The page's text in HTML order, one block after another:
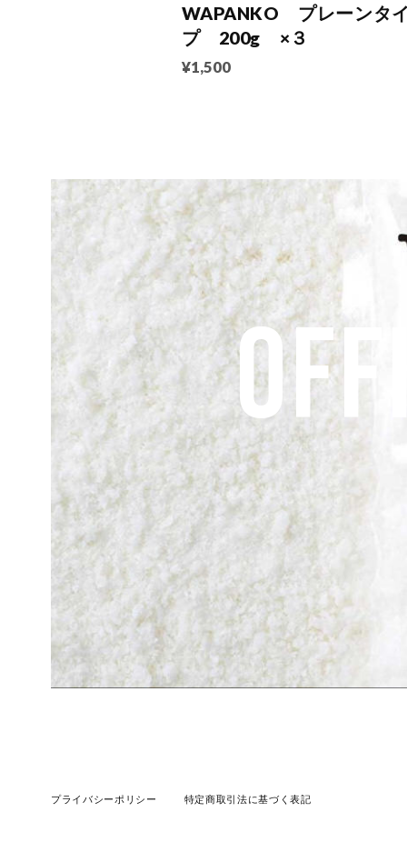
WAPANKO プレーンタ
プ 200g ×３
¥1,500
プライバシーポリシー 特定商取引法に基づく表記